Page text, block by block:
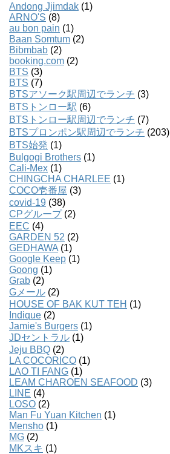
Andong Jjimdak (1)
ARNO'S (8)
au bon pain (1)
Baan Somtum (2)
Bibmbab (2)
booking.com (2)
BTS (3)
BTS (7)
BTSアソーク駅周辺でランチ (3)
BTSトンロー駅 (6)
BTSトンロー駅周辺でランチ (7)
BTSプロンポン駅周辺でランチ (203)
BTS始発 (1)
Bulgogi Brothers (1)
Cali-Mex (1)
CHINGCHA CHARLEE (1)
COCO壱番屋 (3)
covid-19 (38)
CPグループ(2)
EEC (4)
GARDEN 52 (2)
GEDHAWA (1)
Google Keep (1)
Goong (1)
Grab (2)
Gメール (2)
HOUSE OF BAK KUT TEH (1)
Indique (2)
Jamie's Burgers (1)
JDセントラル (1)
Jeju BBQ (2)
LA COCORICO (1)
LAO TI FANG (1)
LEAM CHAROEN SEAFOOD (3)
LINE (4)
LOSO (2)
Man Fu Yuan Kitchen (1)
Mensho (1)
MG (2)
MKスキ (1)